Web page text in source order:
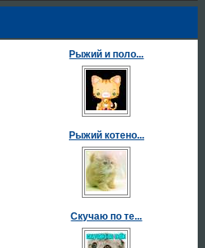
Рыжий и поло...
Рыжий котено...
Скучаю по те...